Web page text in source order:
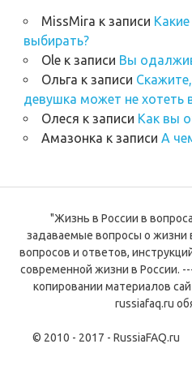
MissMira к записи
выбирать?
Oleк записи Вы
Ольга к записи
девушка может не хотеть
Олеся к записи Как вы
Амазонка к записи А
"Жизнь в России в
задаваемые вопросы о жизни
вопросов и ответов,
современной жизни в России.
копировании материалов
russiafaq.ru
© 2010 - 2017 -